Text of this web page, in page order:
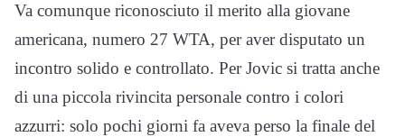
Va comunque riconosciuto il merito alla giovane
americana, numero 27 WTA, per aver disputato un
incontro solido e controllato. Per Jovic si tratta anche
di una piccola rivincita personale contro i colori
azzurri: solo pochi giorni fa aveva perso la finale del